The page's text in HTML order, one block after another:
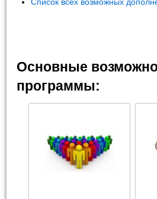
Список всех возможных
Основные
программы: